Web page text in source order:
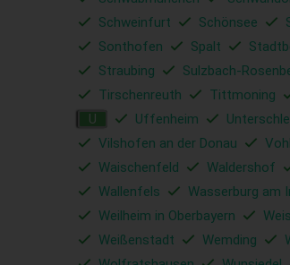
Schweinfurt
Schönsee
Sonthofen
Spalt
Straubing
Sulzbach-
Tirschenreuth
Tittmoning
U Uffenheim
Vilshofen an der Donau
Waischenfeld Waldershof
Wallenfels
Wasserburg am
Weilheim in Oberbayern
Weißenstadt
Wemding